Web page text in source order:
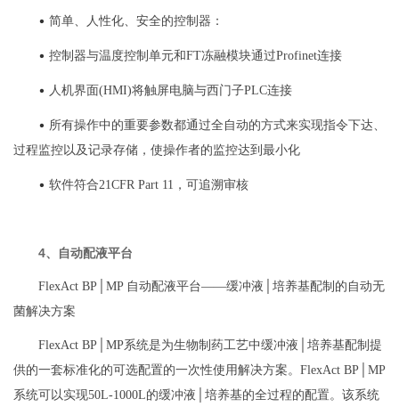
• 简单、人性化、安全的控制器：
• 控制器与温度控制单元和FT冻融模块通过Profinet连接
• 人机界面(HMI)将触屏电脑与西门子PLC连接
• 所有操作中的重要参数都通过全自动的方式来实现指令下达、
过程监控以及记录存储，使操作者的监控达到最小化
• 软件符合21CFR Part 11，可追溯审核
4、自动配液平台
FlexAct BP│MP 自动配液平台——缓冲液│培养基配制的自动无
菌解决方案
FlexAct BP│MP系统是为生物制药工艺中缓冲液│培养基配制提
供的一套标准化的可选配置的一次性使用解决方案。FlexAct BP│MP
系统可以实现50L-1000L的缓冲液│培养基的全过程的配置。该系统